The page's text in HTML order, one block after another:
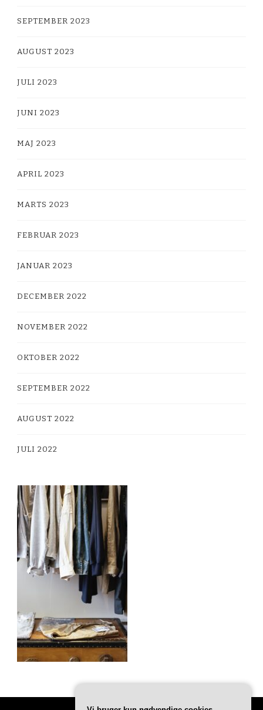
SEPTEMBER 2023
AUGUST 2023
JULI 2023
JUNI 2023
MAJ 2023
APRIL 2023
MARTS 2023
FEBRUAR 2023
JANUAR 2023
DECEMBER 2022
NOVEMBER 2022
OKTOBER 2022
SEPTEMBER 2022
AUGUST 2022
JULI 2022